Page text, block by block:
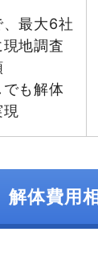
、最大6社
地調査
でも解体
解体費用